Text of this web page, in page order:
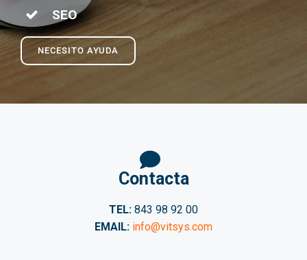
SEO
NECESITO AYUDA
Contacta
TEL: 843 98 92 00
EMAIL: info@vitsys.com